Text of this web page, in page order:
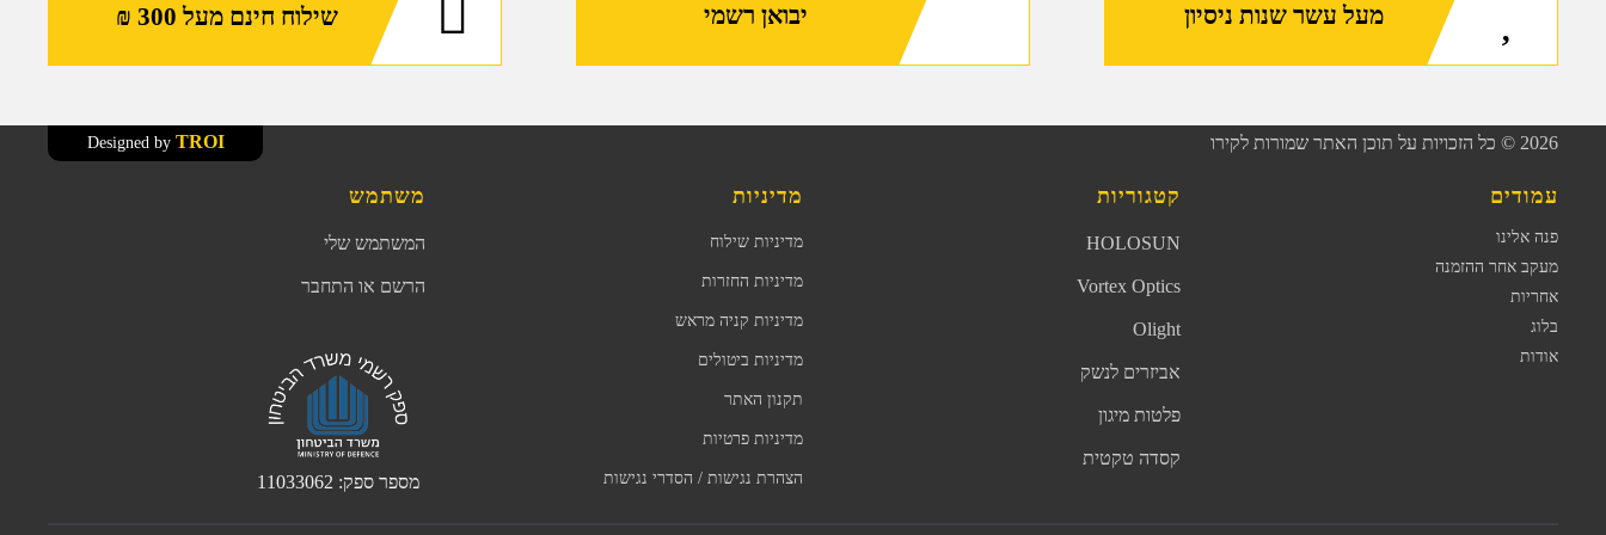
מעל עשר שנות ניסיון יבואן רשמי שילוח חינם מעל 300 ₪
2026 © כל הזכויות על תוכן האתר שמורות לקירו TROI
Designed by
עמודים
פנה אלינו
מעקב אחר ההזמנה
אחריות
בלוג
אודות
קטגוריות
HOLOSUN
Vortex Optics
Olight
אביזרים לנשק
פלטות מיגון
קסדה טקטית
מדיניות
מדיניות שילוח
מדיניות החזרות
מדיניות קניה מראש
מדיניות ביטולים
תקנון האתר
מדיניות פרטיות
הצהרת נגישות / הסדרי נגישות
משתמש
המשתמש שלי
הרשם או התחבר
מספר ספק: 11033062